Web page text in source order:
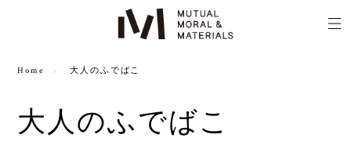
Home 大人のふでばこ
大人のふでばこ